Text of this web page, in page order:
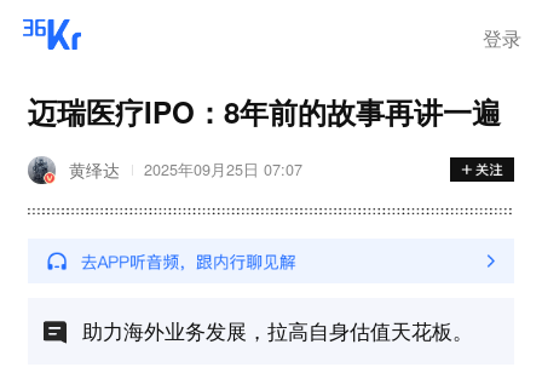
登录
迈瑞医疗IPO：8年前的故事再讲一遍
黄绎达 2025年09月25日 07:07
助力海外业务发展，拉高自身估值天花板。